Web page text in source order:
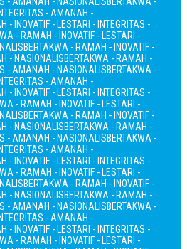
- AMANAH -
- INOVATIF - LESTARI - INTEGRITAS -
- RAMAH - INOVATIF - LESTARI -
BERTAKWA - RAMAH - INOVATIF -
- NASIONALISBERTAKWA - RAMAH -
- AMANAH - NASIONALISBERTAKWA -
- AMANAH -
- INOVATIF - LESTARI - INTEGRITAS -
- RAMAH - INOVATIF - LESTARI -
BERTAKWA - RAMAH - INOVATIF -
- NASIONALISBERTAKWA - RAMAH -
- AMANAH - NASIONALISBERTAKWA -
- AMANAH -
- INOVATIF - LESTARI - INTEGRITAS -
- RAMAH - INOVATIF - LESTARI -
BERTAKWA - RAMAH - INOVATIF -
- NASIONALISBERTAKWA - RAMAH -
- AMANAH - NASIONALISBERTAKWA -
- AMANAH -
- INOVATIF - LESTARI - INTEGRITAS -
- RAMAH - INOVATIF - LESTARI -